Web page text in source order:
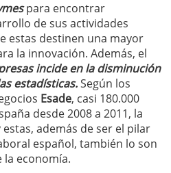
para encontrar
de sus actividades
estas destinen una mayor
la innovación. Además, el
incide en la disminución
estadísticas.Según los
Esade, casi 180.000
desde 2008 a 2011, la
además de ser el pilar
español, también lo son
economía.